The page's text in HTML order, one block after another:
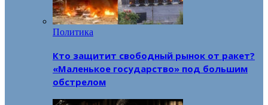
Политика
Кто защитит свободный рынок от ракет?
«Маленькое государство» под большим
обстрелом